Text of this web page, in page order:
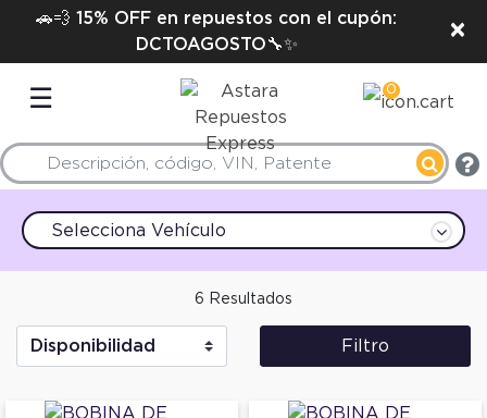
🚗💨 15% OFF en repuestos con el cupón:
DCTOAGOSTO🔧✨
×
☰ 0
Selecciona Vehículo
6 Resultados
Filtro